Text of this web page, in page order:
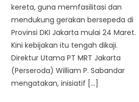
kereta, guna memfasilitasi dan
mendukung gerakan bersepeda di
Provinsi DKI Jakarta mulai 24 Maret.
Kini kebijakan itu tengah dikaji.
Direktur Utama PT MRT Jakarta
(Perseroda) William P. Sabandar
mengatakan, inisiatif […]